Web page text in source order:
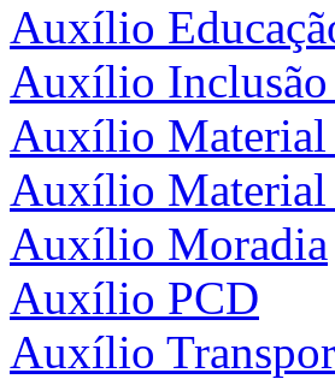
Auxílio
Auxílio
Auxílio Material
Auxílio Material
Auxílio Moradia
Auxílio PCD
Auxílio